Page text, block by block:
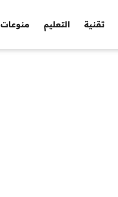
تقنية التعليم منوعات